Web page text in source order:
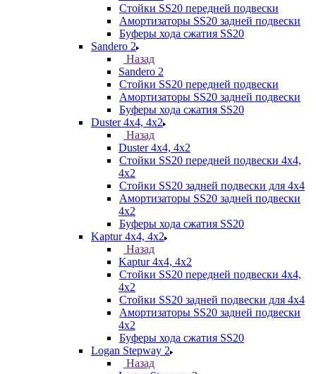
Стойки SS20 передней подвески
Амортизаторы SS20 задней подвески
Буферы хода сжатия SS20
Sandero 2
Назад
Sandero 2
Стойки SS20 передней подвески
Амортизаторы SS20 задней подвески
Буферы хода сжатия SS20
Duster 4х4, 4x2
Назад
Duster 4х4, 4x2
Стойки SS20 передней подвески 4х4,
4x2
Стойки SS20 задней подвески для 4х4
Амортизаторы SS20 задней подвески
4х2
Буферы хода сжатия SS20
Kaptur 4х4, 4х2
Назад
Kaptur 4х4, 4х2
Стойки SS20 передней подвески 4х4,
4x2
Стойки SS20 задней подвески для 4х4
Амортизаторы SS20 задней подвески
4х2
Буферы хода сжатия SS20
Logan Stepway 2
Назад